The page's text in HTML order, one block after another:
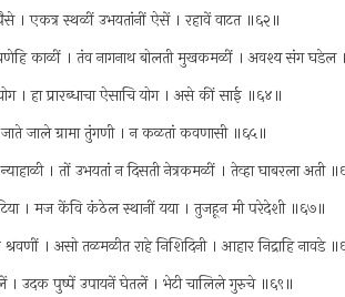
। एकत्र स्थळीं उभयतांनीं ऐसें । रहावें वाटत ॥६२॥
काळीं । तंव नागनाथ बोलती मुखकमळीं । अवश्य संग घडेल
। हा प्रारब्धाचा ऐसाचि योग । असे कीं साई ॥६४॥
जाते जाले ग्रामा तुंगणी । न कळतां कवणासी ॥६५॥
। तों उभयतां न दिसती नेत्रकमळीं । तेव्हा घाबरला अती
। मज केंवि कंठेल स्थानीं यया । तुजहून मी परेदेशी ॥६७॥
। असो तळमळीत राहे निशिदिनी । आहार निद्राहि नावडे
। उदक पुष्पें उपायनें घेतलें । भेटी चालिले गुरुचे ॥६९॥